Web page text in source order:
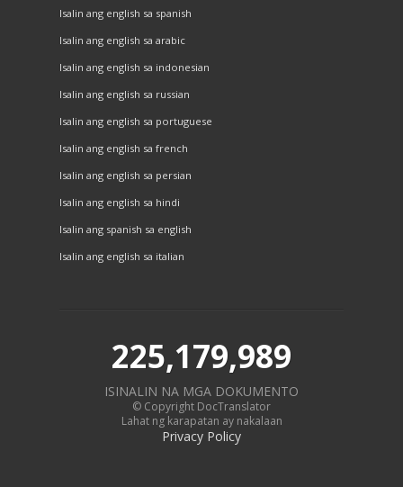
Isalin ang english sa spanish
Isalin ang english sa arabic
Isalin ang english sa indonesian
Isalin ang english sa russian
Isalin ang english sa portuguese
Isalin ang english sa french
Isalin ang english sa persian
Isalin ang english sa hindi
Isalin ang spanish sa english
Isalin ang english sa italian
225,179,989
ISINALIN NA MGA DOKUMENTO
© Copyright DocTranslator
Lahat ng karapatan ay nakalaan
Privacy Policy